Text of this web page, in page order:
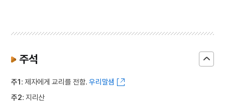
주석
주1: 제자에게 교리를 전함.우리말샘
주2: 지리산